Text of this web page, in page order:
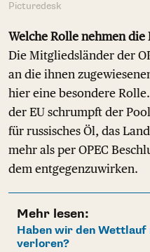
Picturedesk
Welche Rolle nehmen die
Die Mitgliedsländer der
an die ihnen
hier eine besondere
der EU schrumpft der
für russisches Öl, das
mehr als per OPEC
dem entgegenzuwirken.
Mehr lesen:
Haben wir den Wettlauf
verloren?